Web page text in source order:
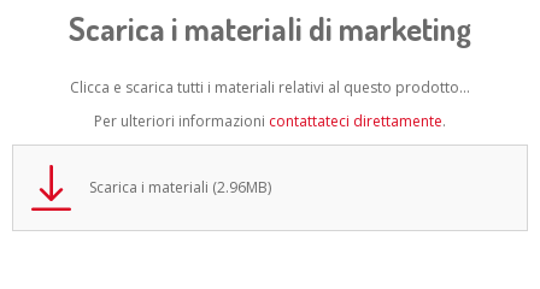
Scarica i materiali di marketing
Clicca e scarica tutti i materiali relativi al questo prodotto...
Per ulteriori informazioni contattateci direttamente.
Scarica i materiali (2.96MB)